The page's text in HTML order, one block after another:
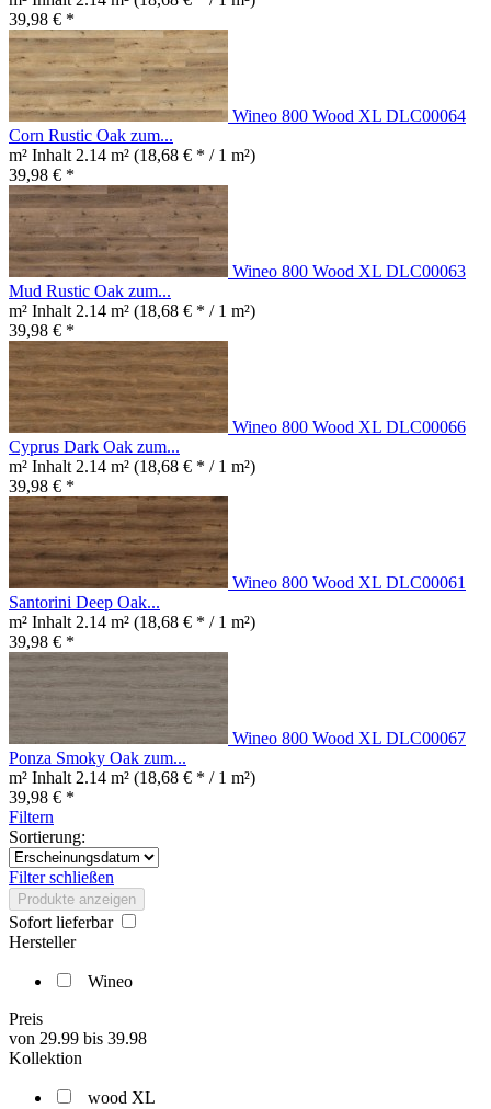
39,98 € *
Wineo 800 Wood XL DLC00064
Corn Rustic Oak zum...
m² Inhalt 2.14 m² (18,68 € * / 1 m²)
39,98 € *
Wineo 800 Wood XL DLC00063
Mud Rustic Oak zum...
m² Inhalt 2.14 m² (18,68 € * / 1 m²)
39,98 € *
Wineo 800 Wood XL DLC00066
Cyprus Dark Oak zum...
m² Inhalt 2.14 m² (18,68 € * / 1 m²)
39,98 € *
Wineo 800 Wood XL DLC00061
Santorini Deep Oak...
m² Inhalt 2.14 m² (18,68 € * / 1 m²)
39,98 € *
Wineo 800 Wood XL DLC00067
Ponza Smoky Oak zum...
m² Inhalt 2.14 m² (18,68 € * / 1 m²)
39,98 € *
Filtern
Sortierung:
Filter schließen
Produkte anzeigen
Sofort lieferbar
Hersteller
Wineo
Preis
von 29.99 bis 39.98
Kollektion
wood XL